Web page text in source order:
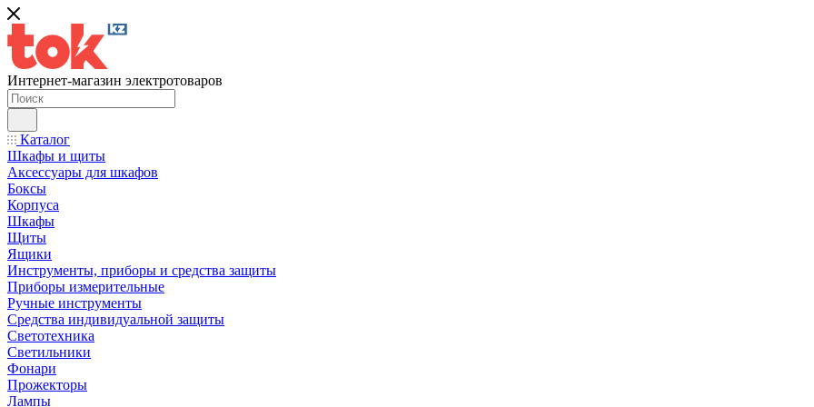
Интернет-магазин электротоваров
Каталог
Шкафы и щиты
Аксессуары для шкафов
Боксы
Корпуса
Шкафы
Щиты
Ящики
Инструменты, приборы и средства защиты
Приборы измерительные
Ручные инструменты
Средства индивидуальной защиты
Светотехника
Светильники
Фонари
Прожекторы
Лампы